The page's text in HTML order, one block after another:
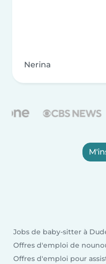
Nerina
Jobs de baby-sitter à
Offres d'emploi de
Offres d'emploi pour